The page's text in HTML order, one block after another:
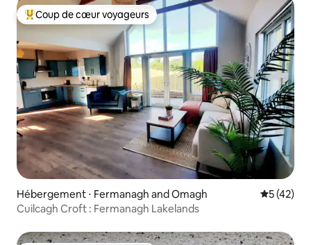
Coups de cœur voyageurs les plus appréciés
Coup de cœur voyageurs
Hébergement ⋅ Fermanagh and Omagh
5 (42)
Cuilcagh Croft : Fermanagh Lakelands